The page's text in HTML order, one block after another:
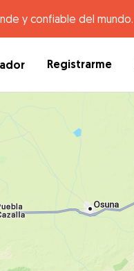
y confiable del mundo.
Registrarme